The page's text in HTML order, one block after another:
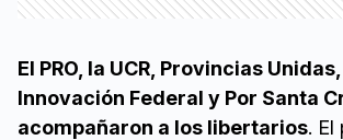
El PRO, la UCR, Provincias Unidas,
Innovación Federal y Por Santa
acompañaron a los libertarios. El